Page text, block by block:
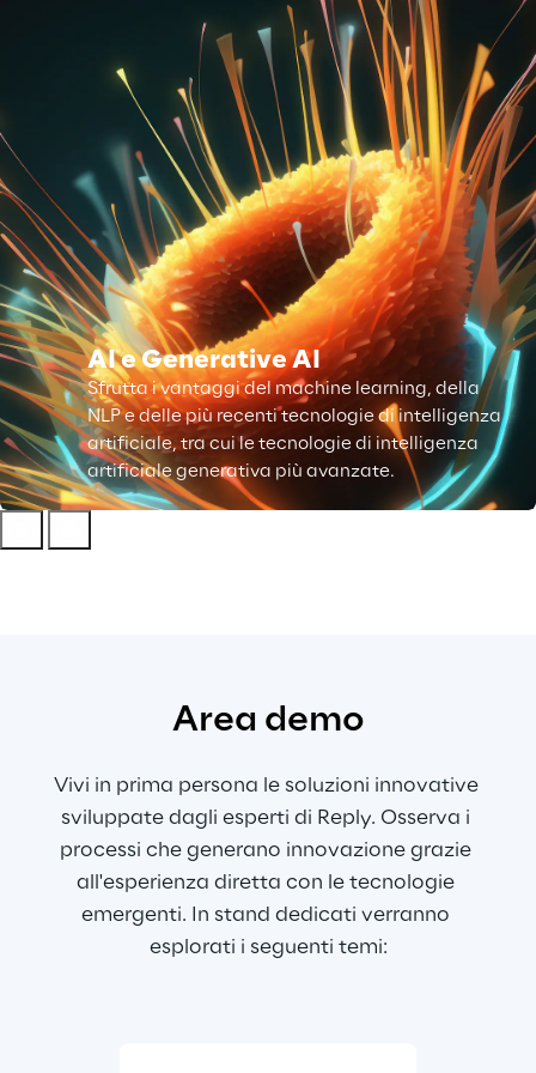
AI e Generative AI
Sfrutta i vantaggi del machine learning, della
NLP e delle più recenti tecnologie di intelligenza
artificiale, tra cui le tecnologie di intelligenza
artificiale generativa più avanzate.
Area demo
Vivi in prima persona le soluzioni innovative
sviluppate dagli esperti di Reply. Osserva i
processi che generano innovazione grazie
all'esperienza diretta con le tecnologie
emergenti. In stand dedicati verranno
esplorati i seguenti temi: